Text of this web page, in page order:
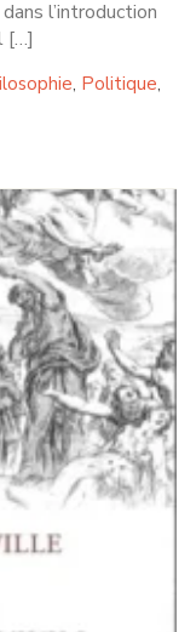
l’introduction
[…]
, Politique,